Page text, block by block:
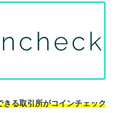
る取引所がコインチェック